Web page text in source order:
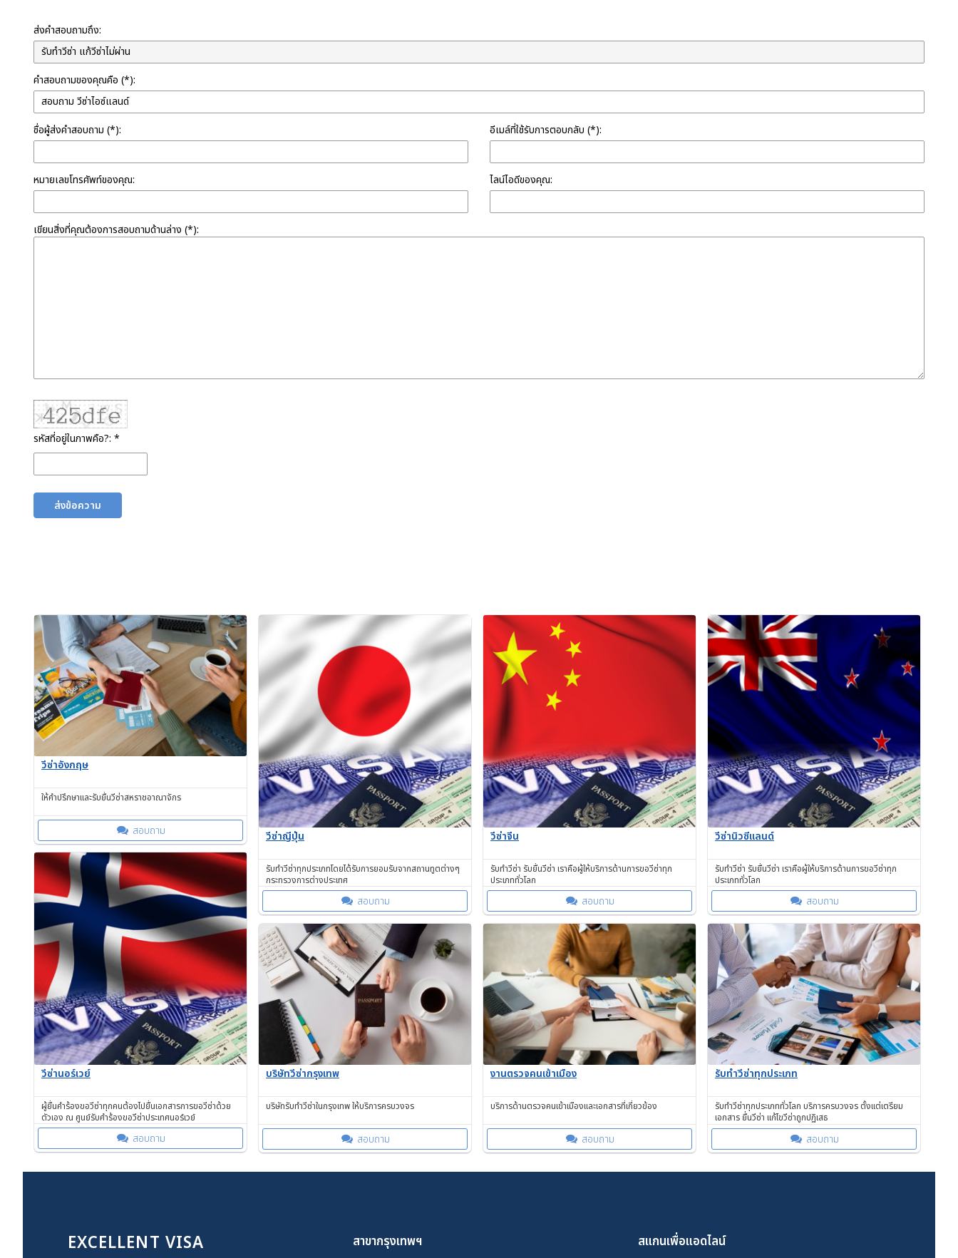
ส่งคำสอบถามถึง:
คำสอบถามของคุณคือ (*):
ชื่อผู้ส่งคำสอบถาม (*): อีเมล์ที่ใช้รับการตอบกลับ (*):
หมายเลขโทรศัพท์ของคุณ: ไลน์ไอดีของคุณ:
เขียนสิ่งที่คุณต้องการสอบถามด้านล่าง (*):
รหัสที่อยู่ในภาพคือ?: *
ส่งข้อความ
วีซ่าอังกฤษ
ให้คำปรึกษาและรับยื่นวีซ่าสหราชอาณาจักร
สอบถาม วีซ่าญี่ปุ่น
รับทำวีซ่าทุกประเภทโดยได้รับการยอมรับจากสถานทูตต่างๆ
กระทรวงการต่างประเทศ
สอบถาม
วีซ่าจีน
รับทำวีซ่า รับยื่นวีซ่า เราคือผู้ให้บริการด้านการขอวีซ่าทุก
ประเภททั่วโลก
สอบถาม
วีซ่านิวซีแลนด์
รับทำวีซ่า รับยื่นวีซ่า เราคือผู้ให้บริการด้านการขอวีซ่าทุก
ประเภททั่วโลก
สอบถาม
วีซ่านอร์เวย์
ผู้ยื่นคำร้องขอวีซ่าทุกคนต้องไปยื่นเอกสารการขอวีซ่าด้วย
ตัวเอง ณ ศูนย์รับคำร้องขอวีซ่าประเทศนอร์เวย์
สอบถาม
บริษัทวีซ่ากรุงเทพ
บริษัทรับทำวีซ่าในกรุงเทพ ให้บริการครบวงจร
สอบถาม
งานตรวจคนเข้าเมือง
บริการด้านตรวจคนเข้าเมืองและเอกสารที่เกี่ยวข้อง
สอบถาม
รับทำวีซ่าทุกประเภท
รับทำวีซ่าทุกประเภททั่วโลก บริการครบวงจร ตั้งแต่เตรียม
เอกสาร ยื่นวีซ่า แก้ไขวีซ่าถูกปฏิเสธ
สอบถาม
EXCELLENT VISA สาขากรุงเทพฯ สแกนเพื่อแอดไลน์